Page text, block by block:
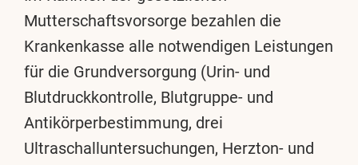
Mutterschaftsvorsorge bezahlen die
Krankenkasse alle notwendigen Leistungen
für die Grundversorgung (Urin- und
Blutdruckkontrolle, Blutgruppe- und
Antikörperbestimmung, drei
Ultraschalluntersuchungen, Herzton- und